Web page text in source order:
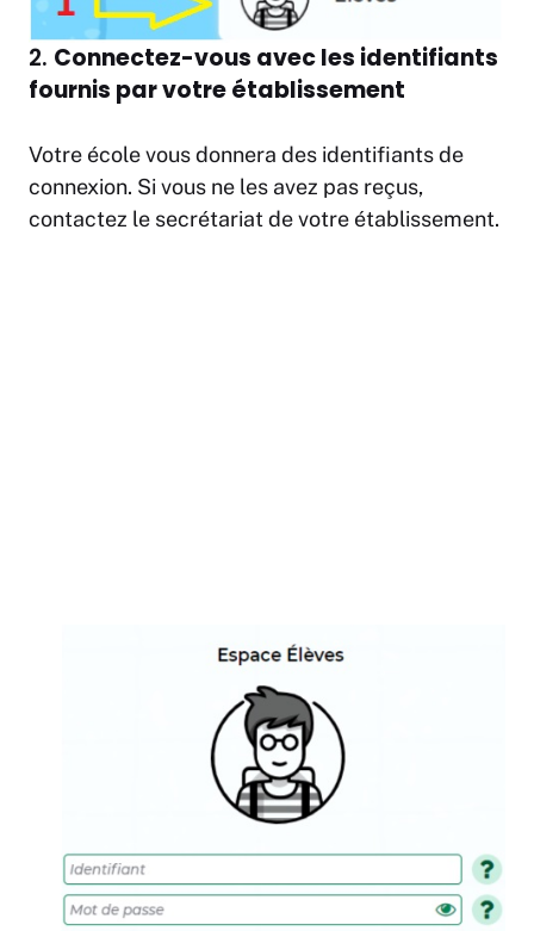
2. Connectez-vous avec les identifiants
fournis par votre établissement
Votre école vous donnera des identifiants de
connexion. Si vous ne les avez pas reçus,
contactez le secrétariat de votre établissement.